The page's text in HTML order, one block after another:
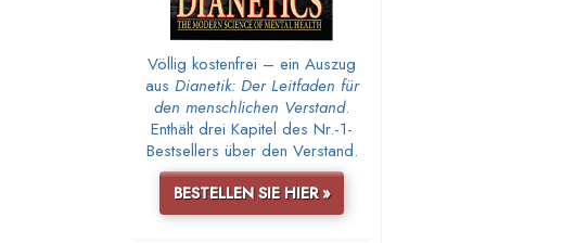
Völlig kostenfrei – ein Auszug
aus Dianetik: Der Leitfaden für
den menschlichen Verstand.
Enthält drei Kapitel des Nr.-1-
Bestsellers über den Verstand.
BESTELLEN SIE HIER »